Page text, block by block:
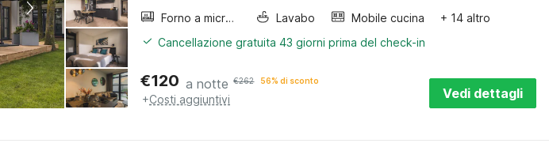
Forno a microonde combinato
Lavabo Mobile cucina
+ 14 altro
Cancellazione gratuita 43 giorni prima del check-in
€120 a notte €262 56% di sconto
+Costi aggiuntivi Vedi dettagli